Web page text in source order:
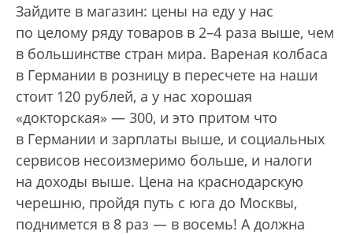
Зайдите в магазин: цены на еду у нас
по целому ряду товаров в 2–4 раза выше, чем
в большинстве стран мира. Вареная колбаса
в Германии в розницу в пересчете на наши
стоит 120 рублей, а у нас хорошая
«докторская» — 300, и это притом что
в Германии и зарплаты выше, и социальных
сервисов несоизмеримо больше, и налоги
на доходы выше. Цена на краснодарскую
черешню, пройдя путь с юга до Москвы,
поднимется в 8 раз — в восемь! А должна